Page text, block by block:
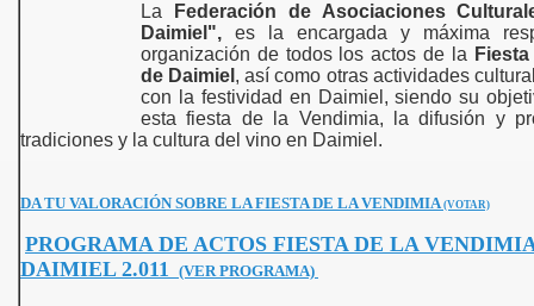
La
Federación de Asociaciones
Daimiel", es la encargada y máxima
organización de todos los actos de la
de Daimiel , así como otras actividades
con la festividad en Daimiel, siendo su
esta fiesta de la Vendimia, la difusión y
tradiciones y la cultura del vino en Daimiel.
DA TU VALORACIÓN SOBRE LA FIESTA DE LA VENDIMIA(VOTAR)
PROGRAMA DE ACTOS FIESTA DE LA
DAIMIEL 2.011 (VER PROGRAMA)